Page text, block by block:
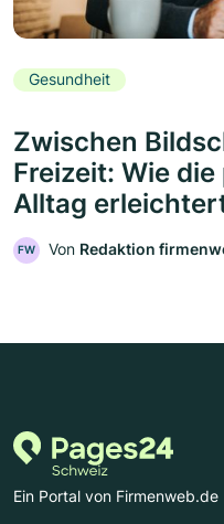
Gesundheit
Zwischen
Freizeit: Wie
Alltag
FW Von Redaktion
Ein Portal von Firmenweb.de